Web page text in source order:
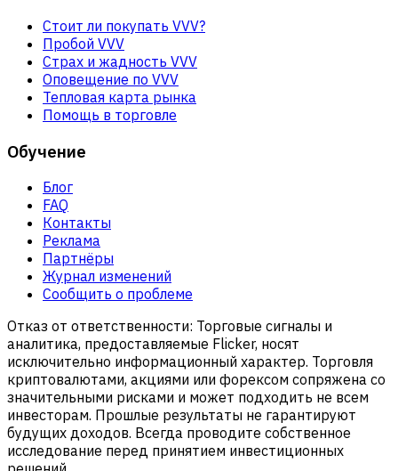
Стоит ли покупать VVV?
Пробой VVV
Страх и жадность VVV
Оповещение по VVV
Тепловая карта рынка
Помощь в торговле
Обучение
Блог
FAQ
Контакты
Реклама
Партнёры
Журнал изменений
Сообщить о проблеме
Отказ от ответственности: Торговые сигналы и
аналитика, предоставляемые Flicker, носят
исключительно информационный характер. Торговля
криптовалютами, акциями или форексом сопряжена со
значительными рисками и может подходить не всем
инвесторам. Прошлые результаты не гарантируют
будущих доходов. Всегда проводите собственное
исследование перед принятием инвестиционных